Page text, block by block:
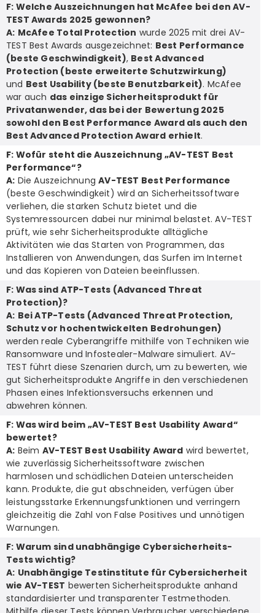
F: Welche Auszeichnungen hat McAfee bei den AV-
TEST Awards 2025 gewonnen?
A: McAfee Total Protection wurde 2025 mit drei AV-
TEST Best Awards ausgezeichnet: Best Performance
(beste Geschwindigkeit), Best Advanced
Protection (beste erweiterte Schutzwirkung)
und Best Usability (beste Benutzbarkeit). McAfee
war auch das einzige Sicherheitsprodukt für
Privatanwender, das bei der Bewertung 2025
sowohl den Best Performance Award als auch den
Best Advanced Protection Award erhielt.
F: Wofür steht die Auszeichnung „AV-TEST Best
Performance“?
A: Die AuszeichnungAV-TEST Best Performance
(beste Geschwindigkeit) wird an Sicherheitssoftware
verliehen, die starken Schutz bietet und die
Systemressourcen dabei nur minimal belastet. AV-TEST
prüft, wie sehr Sicherheitsprodukte alltägliche
Aktivitäten wie das Starten von Programmen, das
Installieren von Anwendungen, das Surfen im Internet
und das Kopieren von Dateien beeinflussen.
F: Was sind ATP-Tests (Advanced Threat
Protection)?
A: Bei ATP-Tests (Advanced Threat Protection,
Schutz vor hochentwickelten Bedrohungen)
werden reale Cyberangriffe mithilfe von Techniken wie
Ransomware und Infostealer-Malware simuliert. AV-
TEST führt diese Szenarien durch, um zu bewerten, wie
gut Sicherheitsprodukte Angriffe in den verschiedenen
Phasen eines Infektionsversuchs erkennen und
abwehren können.
F: Was wird beim „AV-TEST Best Usability Award“
bewertet?
A: Beim AV-TEST Best Usability Award wird bewertet,
wie zuverlässig Sicherheitssoftware zwischen
harmlosen und schädlichen Dateien unterscheiden
kann. Produkte, die gut abschneiden, verfügen über
leistungsstarke Erkennungsfunktionen und verringern
gleichzeitig die Zahl von False Positives und unnötigen
Warnungen.
F: Warum sind unabhängige Cybersicherheits-
Tests wichtig?
A: Unabhängige Testinstitute für Cybersicherheit
wie AV-TEST bewerten Sicherheitsprodukte anhand
standardisierter und transparenter Testmethoden.